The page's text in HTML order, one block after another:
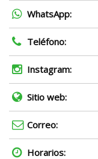
WhatsApp:
Teléfono:
Instagram:
Sitio web:
Correo:
Horarios: